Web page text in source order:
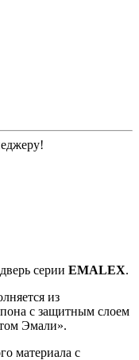
cерии EMALEX.
из
с защитным слоем
Эмали».
материала с